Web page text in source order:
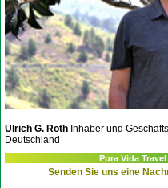
Ulrich G. Roth Inhaber und
Deutschland
Pura Vida
Senden Sie uns eine